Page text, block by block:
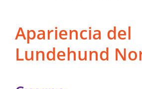
Apariencia del
Lundehund